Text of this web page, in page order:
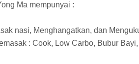
Ma mempunyai :
nasi, Menghangatkan, dan
: Cook, Low Carbo, Bubur